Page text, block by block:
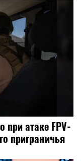
при атаке FPV-
приграничья